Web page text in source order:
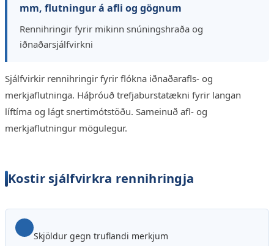
mm, flutningur á afli og gögnum
Rennihringir fyrir mikinn snúningshraða og
iðnaðarsjálfvirkni
Sjálfvirkir rennihringir fyrir flókna iðnaðarafls- og
merkjaflutninga. Háþróuð trefjaburstatækni fyrir langan
líftíma og lágt snertimótstöðu. Sameinuð afl- og
merkjaflutningur mögulegur.
Kostir sjálfvirkra rennihringja
Skjöldur gegn truflandi merkjum